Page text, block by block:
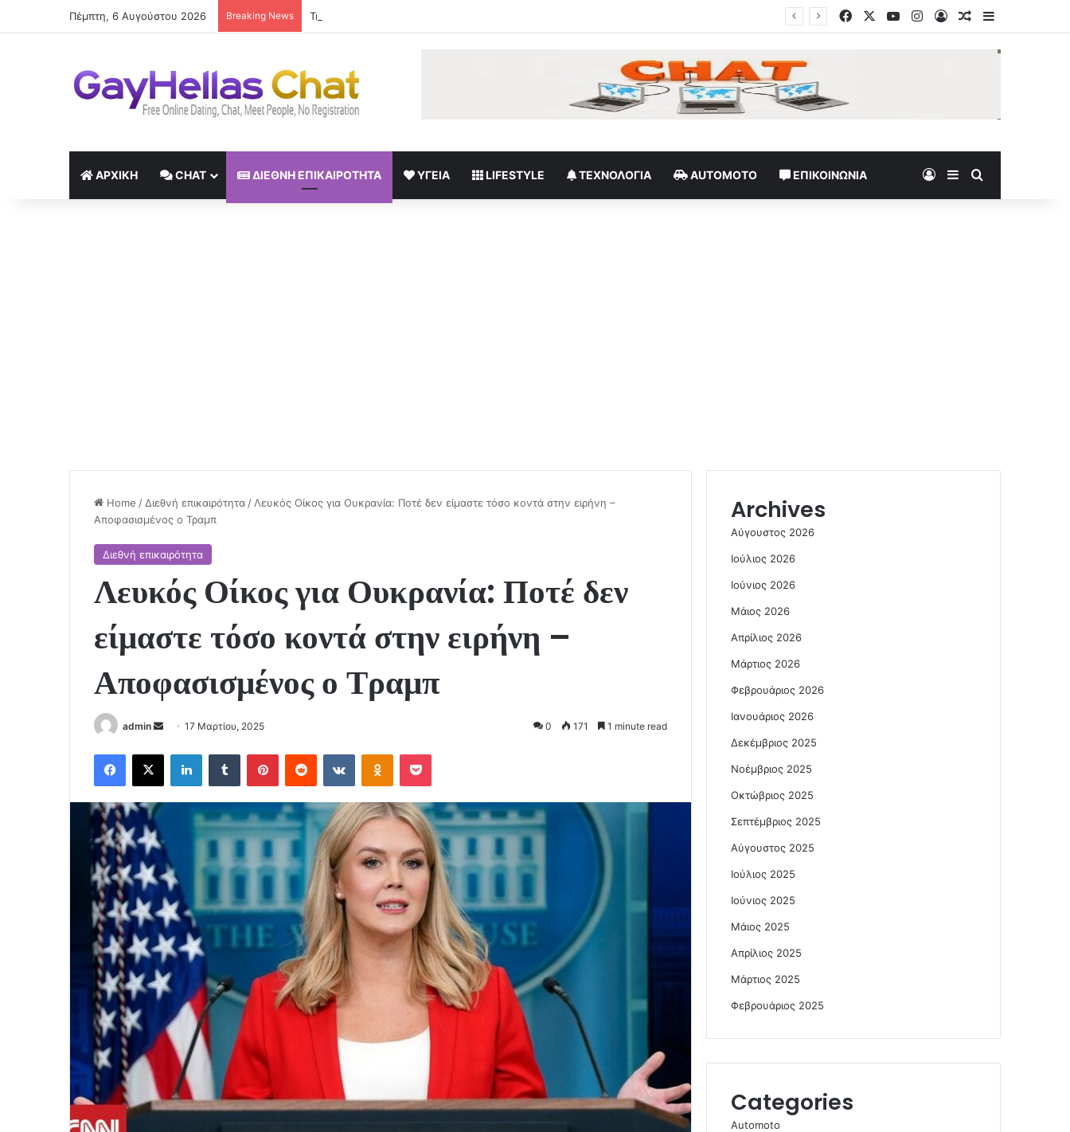
Πέμπτη, 6 Αυγούστου 2026 Breaking News Τηλεργασία: Ο αντίκτυπος στην ψυχική υγεία και το «δικαίωμα στην αποσύνδεση» FacebookYouTubeInstagram
Log InRandom Article
Sidebar
ΑΡΧΙΚΉ CHAT ΔΙΕΘΝΉ ΕΠΙΚΑΙΡΌΤΗΤΑ ΥΓΕΊΑ LIFESTYLE ΤΕΧΝΟΛΟΓΊΑ AUTOMOTO ΕΠΙΚΟΙΝΩΝΊΑ Log InSidebar
Home / Διεθνή επικαιρότητα / Λευκός Οίκος για Ουκρανία: Ποτέ δεν είμαστε τόσο κοντά στην ειρήνη –
Αποφασισμένος ο Τραμπ
Διεθνή επικαιρότητα
Λευκός Οίκος για Ουκρανία: Ποτέ δεν
είμαστε τόσο κοντά στην ειρήνη –
Αποφασισμένος ο Τραμπ
admin
Send
email
17 Μαρτίου, 2025 0 171 1 minute read
Facebook
X LinkedInTumblr PinterestReddit VKontakteOdnoklassniki
Pocket
Archives
Αύγουστος 2026
Ιούλιος 2026
Ιούνιος 2026
Μάιος 2026
Απρίλιος 2026
Μάρτιος 2026
Φεβρουάριος 2026
Ιανουάριος 2026
Δεκέμβριος 2025
Νοέμβριος 2025
Οκτώβριος 2025
Σεπτέμβριος 2025
Αύγουστος 2025
Ιούλιος 2025
Ιούνιος 2025
Μάιος 2025
Απρίλιος 2025
Μάρτιος 2025
Φεβρουάριος 2025
Categories
Automoto